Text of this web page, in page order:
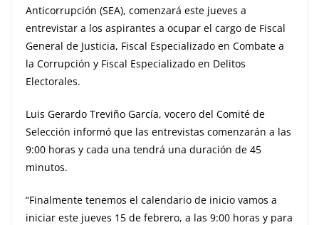
Anticorrupción (SEA), comenzará este jueves a
entrevistar a los aspirantes a ocupar el cargo de Fiscal
General de Justicia, Fiscal Especializado en Combate a
la Corrupción y Fiscal Especializado en Delitos
Electorales.
Luis Gerardo Treviño García, vocero del Comité de
Selección informó que las entrevistas comenzarán a las
9:00 horas y cada una tendrá una duración de 45
minutos.
“Finalmente tenemos el calendario de inicio vamos a
iniciar este jueves 15 de febrero, a las 9:00 horas y para